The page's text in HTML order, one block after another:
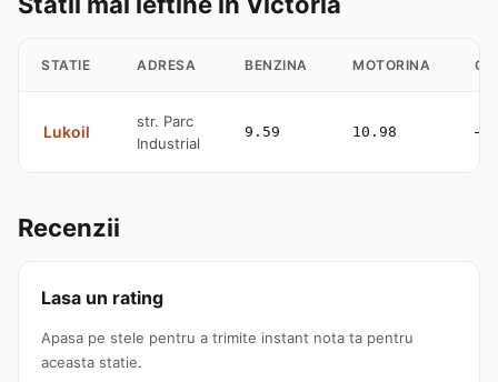
STATIE ADRESA BENZINA MOTORINA
Lukoil
str. Parc
Industrial
9.59 10.98 —
Recenzii
Lasa un rating
Apasa pe stele pentru a trimite instant nota ta pentru
aceasta statie.